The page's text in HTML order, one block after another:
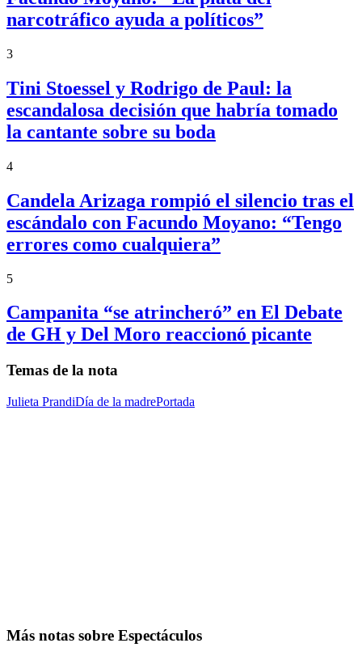
narcotráfico ayuda a políticos”
3
Tini Stoessel y Rodrigo de Paul: la
escandalosa decisión que habría tomado
la cantante sobre su boda
4
Candela Arizaga rompió el silencio tras el
escándalo con Facundo Moyano: “Tengo
errores como cualquiera”
5
Campanita “se atrincheró” en El Debate
de GH y Del Moro reaccionó picante
Temas de la nota
Julieta PrandiDía de la madrePortada
Más notas sobre Espectáculos